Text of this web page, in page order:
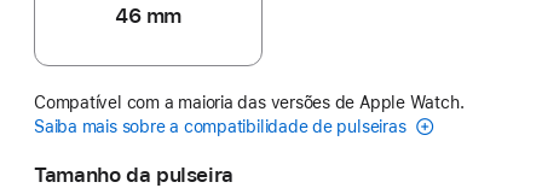
46 mm
Compatível com a maioria das versões de Apple Watch.
Saiba mais sobre a compatibilidade de pulseiras
Tamanho da pulseira